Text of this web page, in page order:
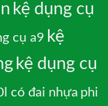
kệ dụng cụ
cụ a9 kệ
kệ dụng cụ
có đai nhựa phi